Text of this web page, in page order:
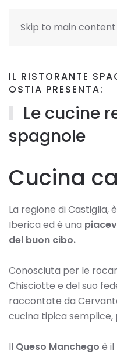
Skip to main content
IL RISTORANTE
OSTIA PRESENTA:
Le cucine
spagnole
Cucina
La regione di Castiglia,
Iberica ed è una
del buon cibo.
Conosciuta per le
Chisciotte e del suo
raccontate da
cucina tipica semplice,
Il Queso Manchego è